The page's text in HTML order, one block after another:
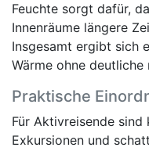
Feuchte sorgt dafür,
Innenräume längere
Insgesamt ergibt sich
Wärme ohne
Praktische
Für Aktivreisende
Exkursionen und